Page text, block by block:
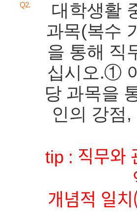
Q2.
대학생활
과목(복수
을 통해 직
십시오.①
당 과목을
인의 강점
tip : 직무와
개념적 일